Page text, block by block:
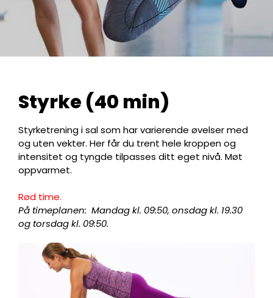
Styrke (40 min)
Styrketrening i sal som har varierende øvelser med
og uten vekter. Her får du trent hele kroppen og
intensitet og tyngde tilpasses ditt eget nivå. Møt
oppvarmet.
Rød time.
På timeplanen: Mandag kl. 09:50, onsdag kl. 19.30
og torsdag kl. 09:50.